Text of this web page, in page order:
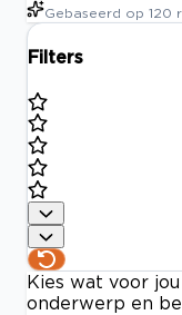
Gebaseerd op 120
Filters
Kies wat voor
onderwerp en